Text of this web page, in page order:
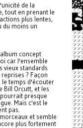
de la
tout en prenant le
plus lentes,
du moins un
concept
car l'ensemble
vieux standards
? Façon
le temps d'écouter
Bill Orcutt, et les
presque
Mais c'est le
pas.
et semble
plus fortement